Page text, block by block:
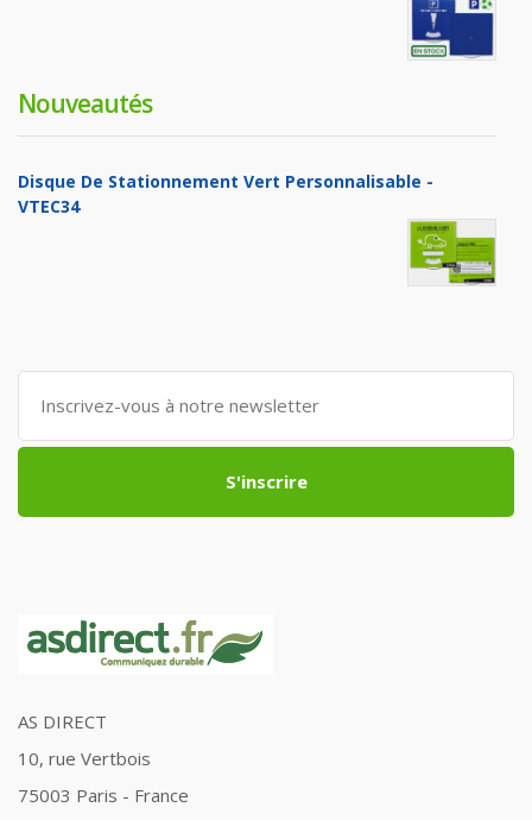
Nouveautés
Disque De Stationnement Vert Personnalisable -
VTEC34
S'inscrire
AS DIRECT
10, rue Vertbois
75003 Paris - France